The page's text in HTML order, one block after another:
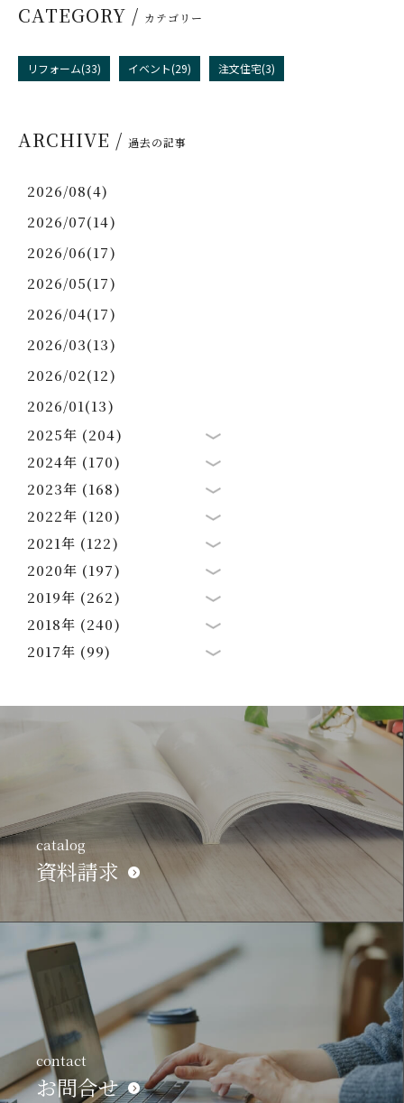
CATEGORY / カテゴリー
リフォーム(33) イベント(29) 注文住宅(3)
ARCHIVE / 過去の記事
2026/08(4)
2026/07(14)
2026/06(17)
2026/05(17)
2026/04(17)
2026/03(13)
2026/02(12)
2026/01(13)
2025年 (204)
2024年 (170)
2023年 (168)
2022年 (120)
2021年 (122)
2020年 (197)
2019年 (262)
2018年 (240)
2017年 (99)
catalog
資料請求
contact
お問合せ